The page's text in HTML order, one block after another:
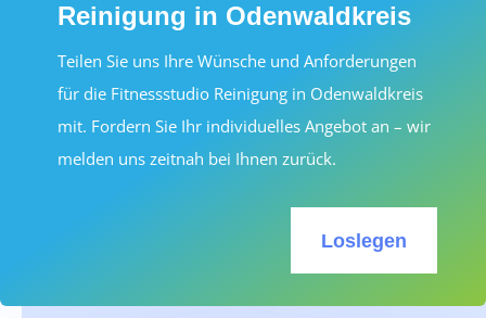
Reinigung in Odenwaldkreis
Teilen Sie uns Ihre Wünsche und Anforderungen
für die Fitnessstudio Reinigung in Odenwaldkreis
mit. Fordern Sie Ihr individuelles Angebot an – wir
melden uns zeitnah bei Ihnen zurück.
Loslegen